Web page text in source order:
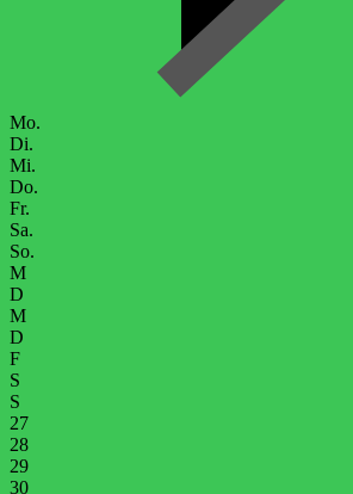
Mo.
Di.
Mi.
Do.
Fr.
Sa.
So.
M
D
M
D
F
S
S
27
28
29
30